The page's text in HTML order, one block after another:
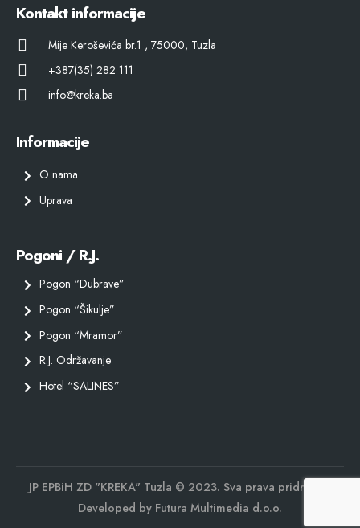
Kontakt informacije
Mije Keroševića br.1 , 75000, Tuzla
+387(35) 282 111
info@kreka.ba
Informacije
O nama
Uprava
Pogoni / R.J.
Pogon “Dubrave”
Pogon “Šikulje”
Pogon “Mramor”
R.J. Održavanje
Hotel “SALINES”
JP EPBiH ZD "KREKA" Tuzla © 2023. Sva prava pridržana.
Developed by Futura Multimedia d.o.o.